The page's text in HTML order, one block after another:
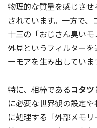
物理的な質量を感じさ
されています。一方で、
十三の「おじさん臭い
外見というフィルター
ーモアを生み出していま
特に、相棒であるコタツ
に必要な世界観の設定
に処理する「外部メモ